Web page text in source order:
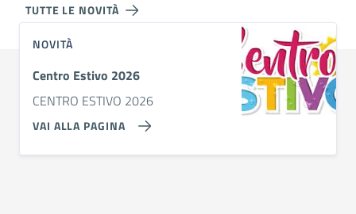
TUTTE LE NOVITÀ
NOVITÀ
Centro Estivo 2026
CENTRO ESTIVO 2026
VAI ALLA PAGINA